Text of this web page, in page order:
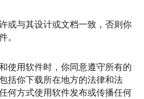
或与其设计或文档一致，否则你
。
使用软件时，你同意遵守所有的
括你下载所在地方的法律和法
何方式使用软件发布或传播任何